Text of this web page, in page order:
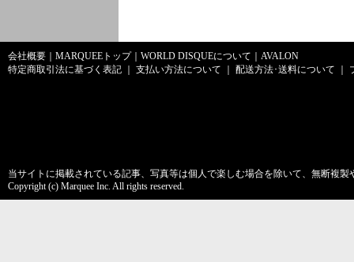
会社概要 MARQUEEトップ｜ WORLD DISQUEについて
AVALON
特定商取引法に基づく表記
支払い方法について 配送方法･送料について
当サイトに掲載されている記事、写真等は個人で楽しむ場合を除いて、無断複
Copyright (c) Marquee Inc. All rights reserved.